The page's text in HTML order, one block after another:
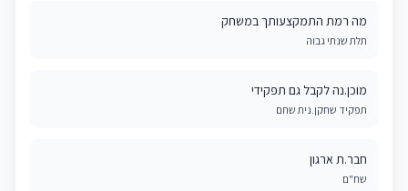
מה רמת התמקצעותך במשחק
תלת שנתי גבוה
מוכן.נה לקבל גם תפקידי
תפקיד שחקן.נית שחם
חבר.ת ארגון
שח"ם